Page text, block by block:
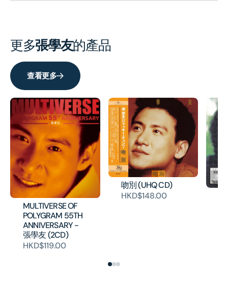
更多張學友的產品
查看更多
MULTIVERSE OF
POLYGRAM 55TH
ANNIVERSARY -
張學友 (2CD)
HKD$119.00
吻別 (UHQ CD)
HKD$148.00